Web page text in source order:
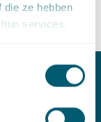
die ze hebben
services.